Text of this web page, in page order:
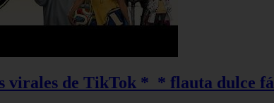
virales de TikTok *_* flauta dulce